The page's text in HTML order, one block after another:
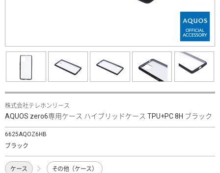
株式会社テレホンリース
AQUOS zero6専用ケース ハイブリッドケース TPU+PC 8H ブラック
6625AQOZ6HB
ブラック
ケース その他（ケース）